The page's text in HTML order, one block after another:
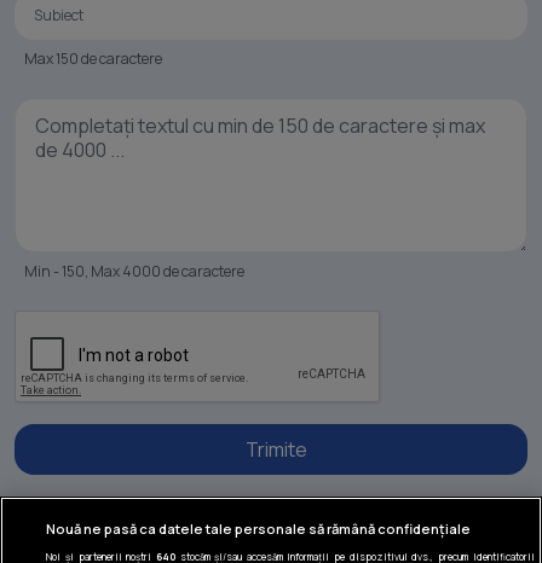
Max 150 de caractere
Min - 150, Max 4000 de caractere
Trimite
Nouă ne pasă ca datele tale personale să rămână confidențiale
Noi și partenerii noștri 640stocăm și/sau accesăm informații pe dispozitivul dvs., precum identificatorii